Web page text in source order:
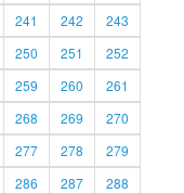
241 242
243
250 251
252
259 260
261
268 269
270
277 278
279
286 287
288